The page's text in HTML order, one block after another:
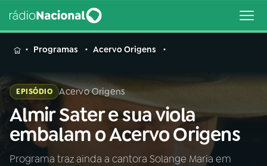
MENU
Buscar
na
Rádio
Nacional
Buscar
Programas Acervo Origens
EPISÓDIO Acervo Origens
Almir Sater e sua viola
embalam o Acervo Origens
Programa traz ainda a cantora Solange Maria em